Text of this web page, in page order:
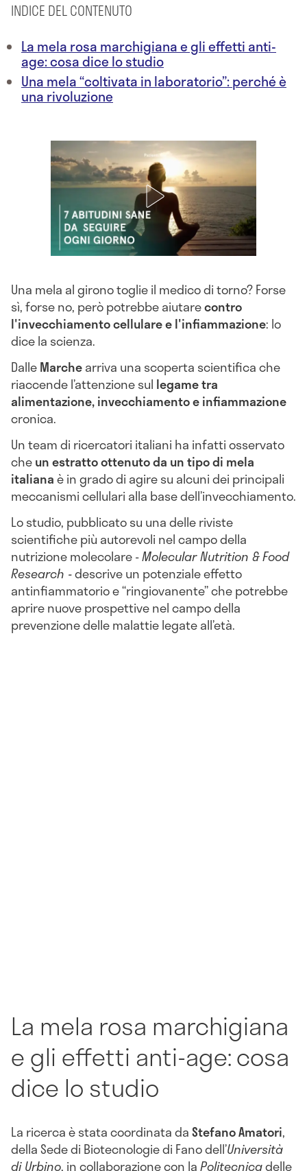
INDICE DEL CONTENUTO
La mela rosa marchigiana e gli effetti anti-
age: cosa dice lo studio
Una mela “coltivata in laboratorio”: perché è
una rivoluzione
Una mela al girono toglie il medico di torno? Forse
sì, forse no, però potrebbe aiutarecontro
l'invecchiamento cellulare e l'infiammazione: lo
dice la scienza.
DalleMarchearriva una scoperta scientifica che
riaccende l’attenzione sul legame tra
alimentazione, invecchiamento e infiammazione
cronica.
Un team di ricercatori italiani ha infatti osservato
cheun estratto ottenuto da un tipo di mela
italianaè in grado di agire su alcuni dei principali
meccanismi cellulari alla base dell’invecchiamento.
Lo studio, pubblicato su una delle riviste
scientifiche più autorevoli nel campo della
nutrizione molecolare -Molecular Nutrition & Food
Research -descrive un potenziale effetto
antinfiammatorio e “ringiovanente” che potrebbe
aprire nuove prospettive nel campo della
prevenzione delle malattie legate all’età.
La mela rosa marchigiana
e gli effetti anti-age: cosa
dice lo studio
La ricerca è stata coordinata daStefano Amatori,
della Sede di Biotecnologie di Fano dell’Università
di Urbino, in collaborazione con laPolitecnicadelle